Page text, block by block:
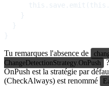
    }
  }
Tu remarques l'absence de
ChangeDetectionStrategy.OnPush
OnPush est la stratégie par
(CheckAlways) est renommé